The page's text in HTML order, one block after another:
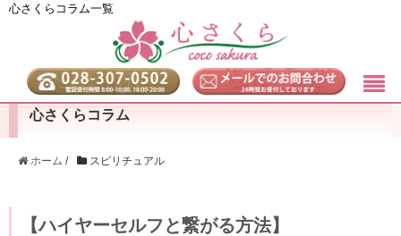
心さくらコラム一覧
心さくらコラム
ホーム / スピリチュアル
【ハイヤーセルフと繋がる方法】